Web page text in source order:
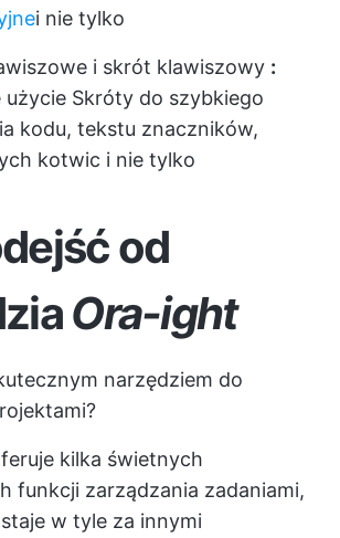
i nie tylko
i skrót klawiszowy :
użycie Skróty do szybkiego
kodu, tekstu znaczników,
kotwic i nie tylko
od
Ora-ight
narzędziem do
kilka świetnych
funkcji zarządzania zadaniami,
w tyle za innymi